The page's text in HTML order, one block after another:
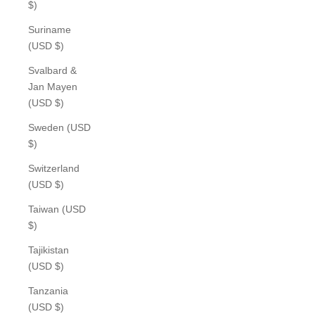
$)
Suriname
(USD $)
Svalbard &
Jan Mayen
(USD $)
Sweden (USD
$)
Switzerland
(USD $)
Taiwan (USD
$)
Tajikistan
(USD $)
Tanzania
(USD $)